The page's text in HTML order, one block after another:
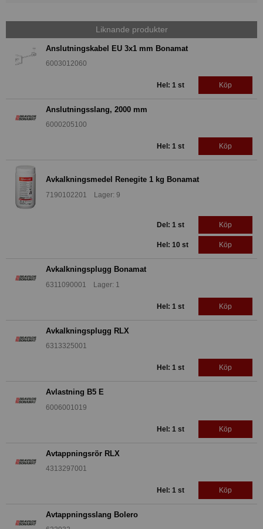
Liknande produkter
Anslutningskabel EU 3x1 mm Bonamat
6003012060
Hel: 1 st Köp
Anslutningsslang, 2000 mm
6000205100
Hel: 1 st Köp
Avkalkningsmedel Renegite 1 kg Bonamat
7190102201 Lager: 9
Del: 1 st Köp
Hel: 10 st Köp
Avkalkningsplugg Bonamat
6311090001 Lager: 1
Hel: 1 st Köp
Avkalkningsplugg RLX
6313325001
Hel: 1 st Köp
Avlastning B5 E
6006001019
Hel: 1 st Köp
Avtappningsrör RLX
4313297001
Hel: 1 st Köp
Avtappningsslang Bolero